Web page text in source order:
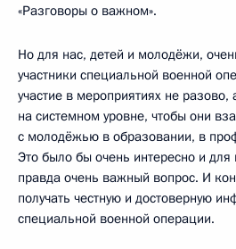
«Разговоры о важном».
Но для нас, детей и молодёжи,
участники специальной военной
участие в мероприятиях не разово,
на системном уровне, чтобы они
с молодёжью в образовании, в
Это было бы очень интересно и для
правда очень важный вопрос. И
получать честную и достоверную
специальной военной операции.